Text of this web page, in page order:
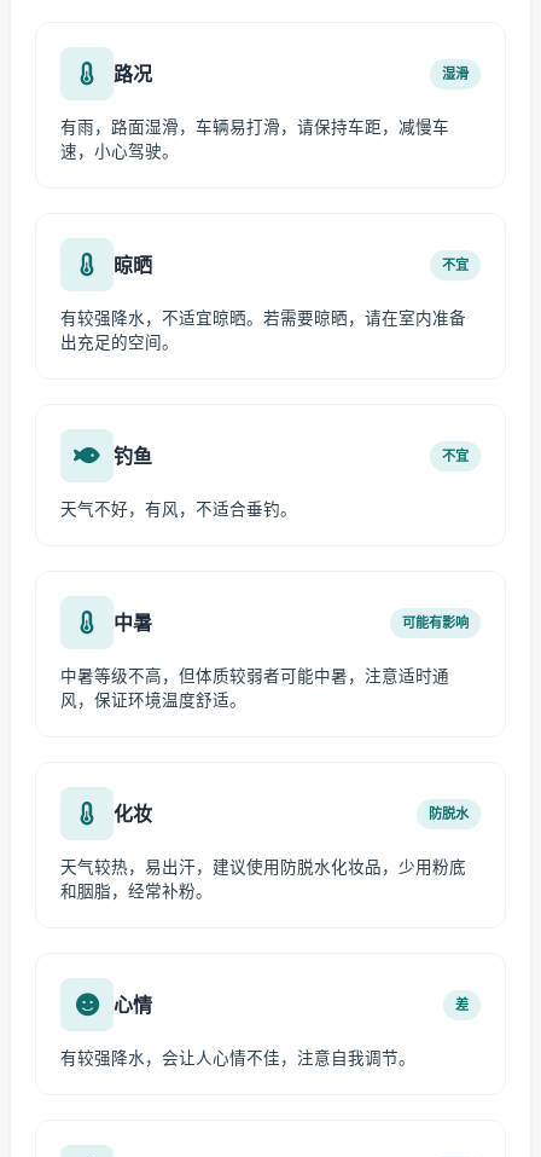
路况 湿滑
有雨，路面湿滑，车辆易打滑，请保持车距，减慢车
速，小心驾驶。
晾晒 不宜
有较强降水，不适宜晾晒。若需要晾晒，请在室内准备
出充足的空间。
钓鱼 不宜
天气不好，有风，不适合垂钓。
中暑 可能有影响
中暑等级不高，但体质较弱者可能中暑，注意适时通
风，保证环境温度舒适。
化妆 防脱水
天气较热，易出汗，建议使用防脱水化妆品，少用粉底
和胭脂，经常补粉。
心情 差
有较强降水，会让人心情不佳，注意自我调节。